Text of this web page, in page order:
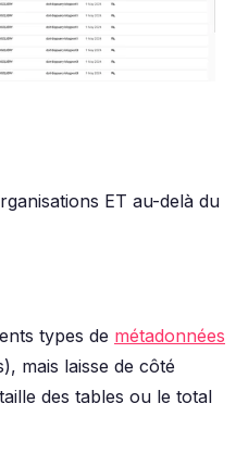
ET au-delà du
types de métadonnées
mais laisse de côté
des tables ou le total